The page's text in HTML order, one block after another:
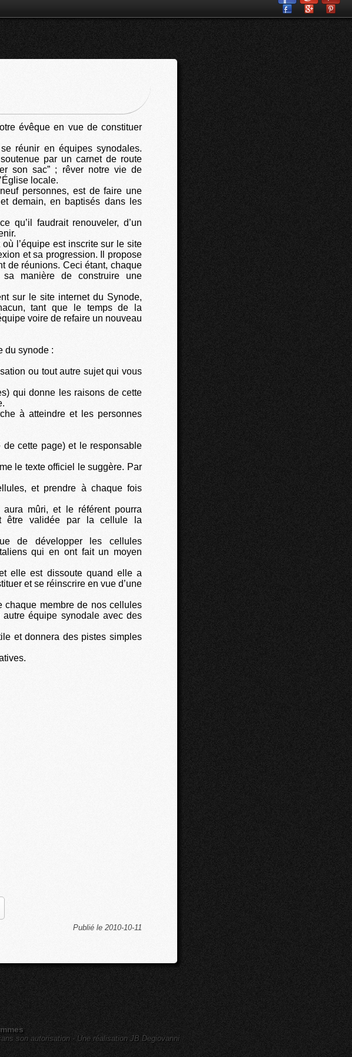
évêque en vue de constituer
réunir en équipes synodales.
par un carnet de route
son sac” ; rêver notre vie de
locale.
personnes, est de faire une
demain, en baptisés dans les
qu’il faudrait renouveler, d’un
l’équipe est inscrite sur le site
et sa progression. Il propose
de réunions. Ceci étant, chaque
manière de construire une
sur le site internet du Synode,
tant que le temps de la
voire de refaire un nouveau
du synode :
ou tout autre sujet qui vous
qui donne les raisons de cette
à atteindre et les personnes
de cette page) et le responsable
le texte officiel le suggère. Par
et prendre à chaque fois
mûri, et le référent pourra
être validée par la cellule la
de développer les cellules
qui en ont fait un moyen
elle est dissoute quand elle a
et se réinscrire en vue d’une
chaque membre de nos cellules
autre équipe synodale avec des
et donnera des pistes simples
Publié le 2010-10-11
son autorisation - Une réalisation JB Degiovanni